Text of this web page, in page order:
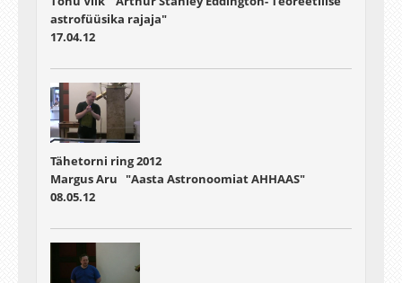
astrofüüsika rajaja"
17.04.12
Tähetorni ring 2012
Margus Aru "Aasta Astronoomiat AHHAAS"
08.05.12